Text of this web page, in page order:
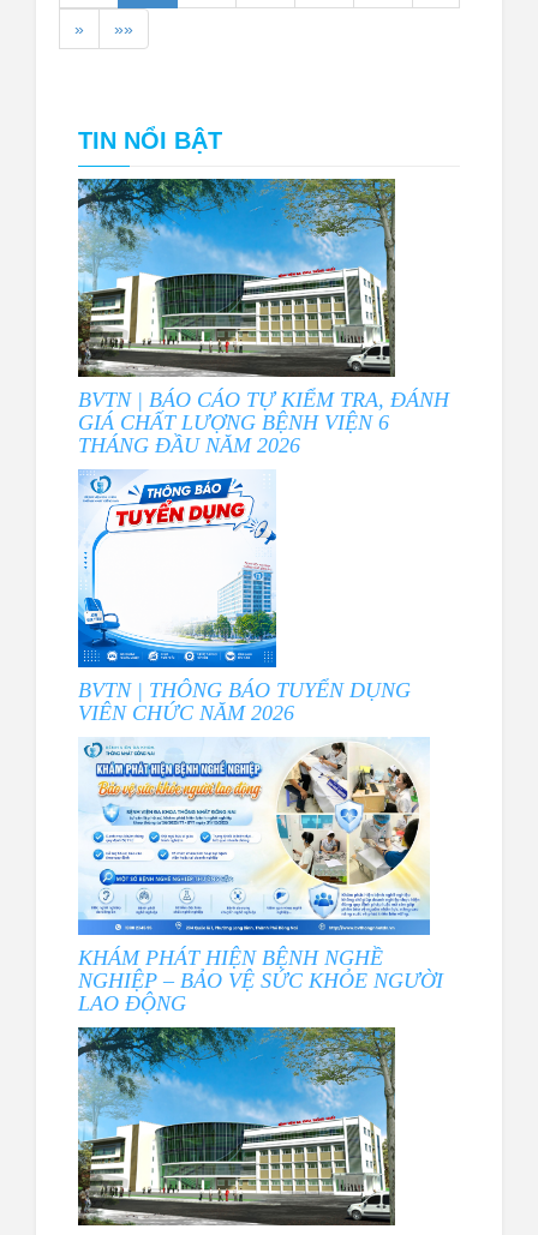
» »»
TIN NỔI BẬT
BVTN | BÁO CÁO TỰ KIỂM TRA, ĐÁNH
GIÁ CHẤT LƯỢNG BỆNH VIỆN 6
THÁNG ĐẦU NĂM 2026
BVTN | THÔNG BÁO TUYỂN DỤNG
VIÊN CHỨC NĂM 2026
KHÁM PHÁT HIỆN BỆNH NGHỀ
NGHIỆP – BẢO VỆ SỨC KHỎE NGƯỜI
LAO ĐỘNG